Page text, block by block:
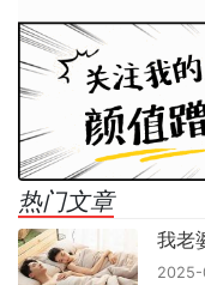
热门文章
我老
2025-